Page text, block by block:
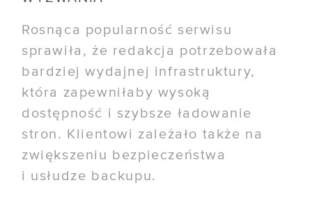
Rosnąca popularność serwisu
sprawiła, że redakcja potrzebowała
bardziej wydajnej infrastruktury,
która zapewniłaby wysoką
dostępność i szybsze ładowanie
stron. Klientowi zależało także na
zwiększeniu bezpieczeństwa
i usłudze backupu.